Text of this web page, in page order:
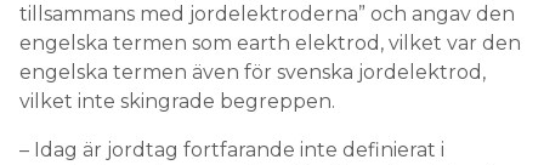
tillsammans med jordelektroderna” och angav den
engelska termen som earth elektrod, vilket var den
engelska termen även för svenska jordelektrod,
vilket inte skingrade begreppen.
– Idag är jordtag fortfarande inte definierat i